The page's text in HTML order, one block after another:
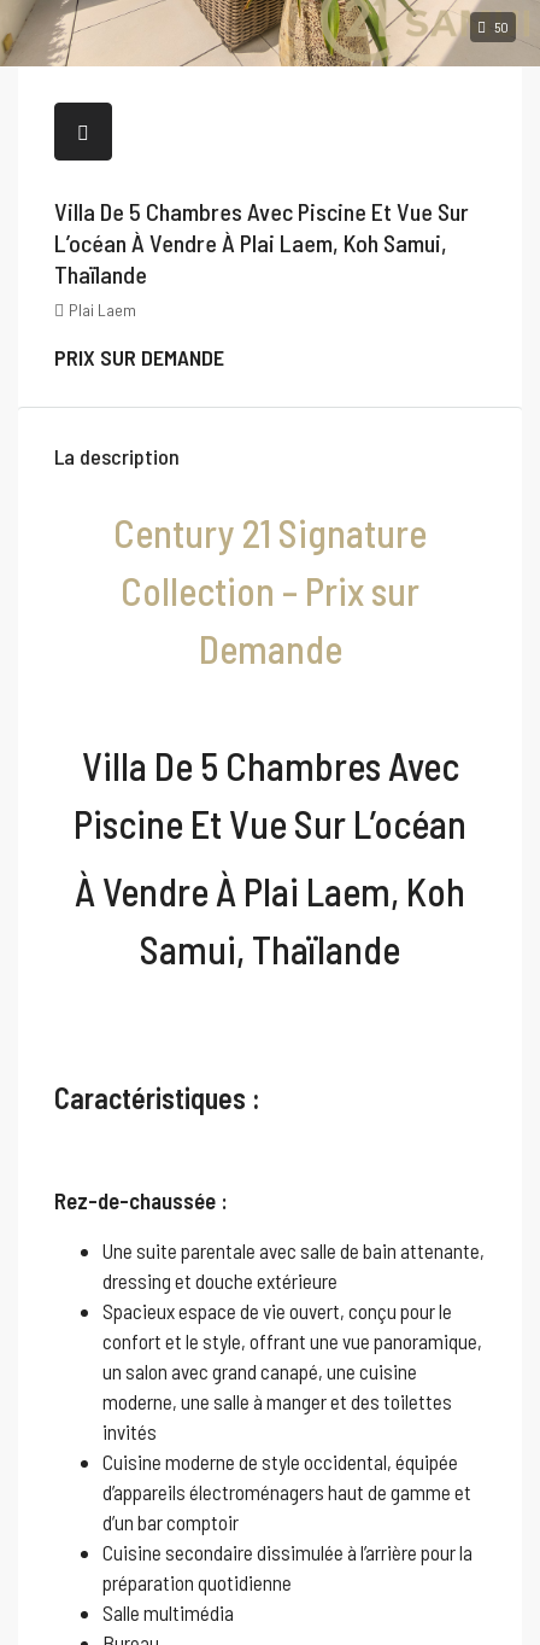
50
Villa De 5 Chambres Avec Piscine Et Vue Sur
L’océan À Vendre À Plai Laem, Koh Samui,
Thaïlande
Plai Laem
PRIX SUR DEMANDE
La description
Century 21 Signature
Collection – Prix sur
Demande
Villa De 5 Chambres Avec
Piscine Et Vue Sur L’océan
À Vendre À Plai Laem, Koh
Samui, Thaïlande
Caractéristiques :
Rez-de-chaussée :
Une suite parentale avec salle de bain attenante,
dressing et douche extérieure
Spacieux espace de vie ouvert, conçu pour le
confort et le style, offrant une vue panoramique,
un salon avec grand canapé, une cuisine
moderne, une salle à manger et des toilettes
invités
Cuisine moderne de style occidental, équipée
d’appareils électroménagers haut de gamme et
d’un bar comptoir
Cuisine secondaire dissimulée à l’arrière pour la
préparation quotidienne
Salle multimédia